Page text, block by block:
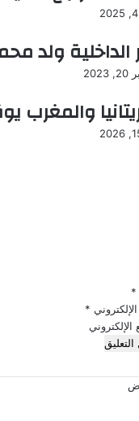
الداخلية ولد
والمغرب
*
*
الإلكتروني